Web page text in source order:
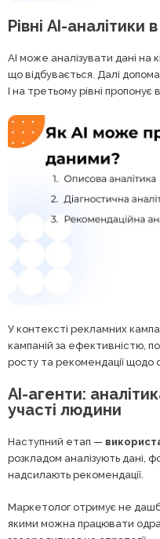
Рівні AI-аналітики
AI може аналізувати дані на
що відбувається. Далі
І на третьому рівні пропонує
У контексті рекламних
кампаній за ефективністю,
росту та рекомендації щодо
AI-агенти:
участі людини
Наступний етап —
розкладом аналізують дані,
надсилають рекомендації.
Маркетолог отримує не
якими можна працювати